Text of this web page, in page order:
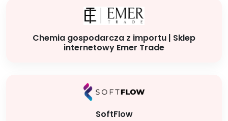
Chemia gospodarcza z importu | Sklep
internetowy Emer Trade
SoftFlow